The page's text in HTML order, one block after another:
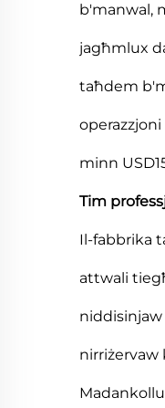
b'manwal,
jagħmlux
taħdem
minn
Tim
Il-fabbrika
attwali